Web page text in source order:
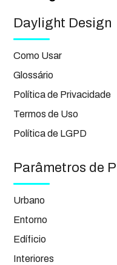
Daylight Design
Como Usar
Glossário
Política de Privacidade
Termos de Uso
Política de LGPD
Parâmetros de
Urbano
Entorno
Edíficio
Interiores